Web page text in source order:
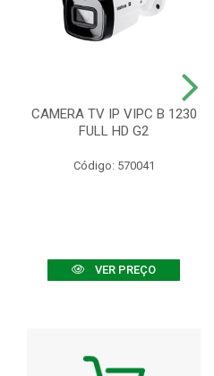
CAMERA TV IP VIPC B 1230
FULL HD G2
Código: 570041
VER PREÇO